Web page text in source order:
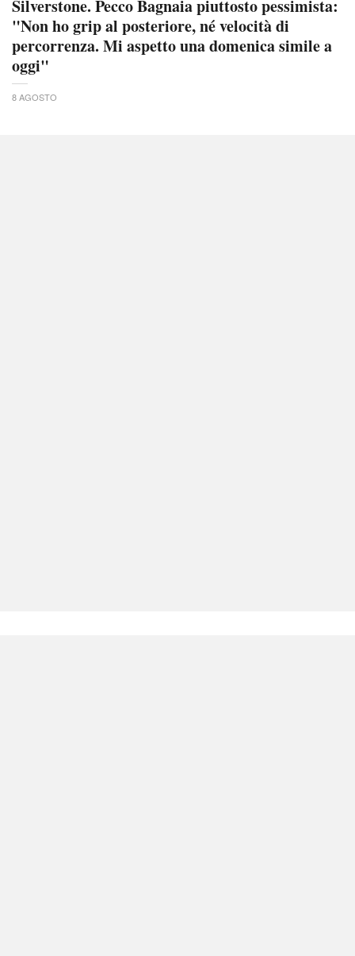
Silverstone. Pecco Bagnaia piuttosto pessimista:
"Non ho grip al posteriore, né velocità di
percorrenza. Mi aspetto una domenica simile a
oggi"
8 AGOSTO